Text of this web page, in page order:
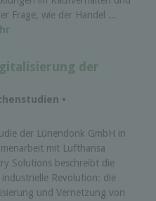
Frage, wie der Handel ...
der
•
der Lünendonk GmbH in
mit Lufthansa
Solutions beschreibt die
Revolution: die
und Vernetzung von